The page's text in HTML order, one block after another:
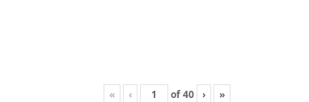
« ‹ of40 › »